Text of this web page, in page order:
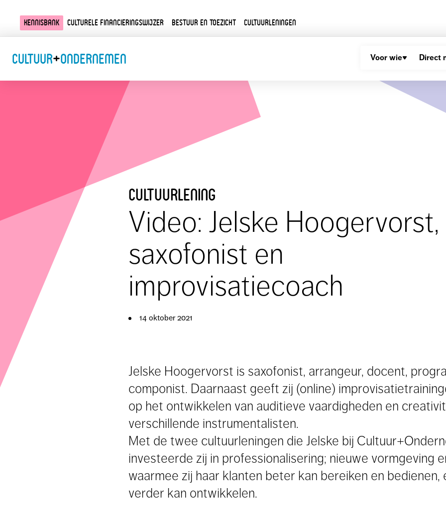
Kennisbank Culturele financieringswijzer Bestuur en toezicht Cultuurleningen
Cultuur+Ondernemen Voor wie Direct
cultuurlening
Video: Jelske Hoogervorst,
saxofonist en
improvisatiecoach
14 oktober 2021
Jelske Hoogervorst is saxofonist, arrangeur, docent,
componist. Daarnaast geeft zij (online)
op het ontwikkelen van auditieve vaardigheden en
verschillende instrumentalisten.
Met de twee cultuurleningen die Jelske bij
investeerde zij in professionalisering; nieuwe vormgeving
waarmee zij haar klanten beter kan bereiken en bedienen,
verder kan ontwikkelen.